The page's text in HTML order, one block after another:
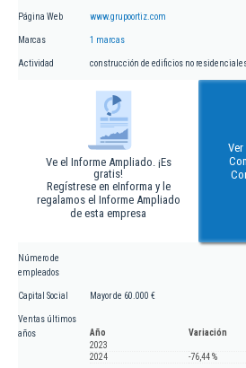
Página Web www.grupoortiz.com
Marcas 1 marcas
Actividad construcción de edificios no
Ve el Informe Ampliado. ¡Es
gratis!
Regístrese en eInforma y le
regalamos el Informe Ampliado
de esta empresa
Número de
empleados
Capital Social Mayor de 60.000 €
Ventas últimos
años
Año
Variación
2023
2024
-76,44 %